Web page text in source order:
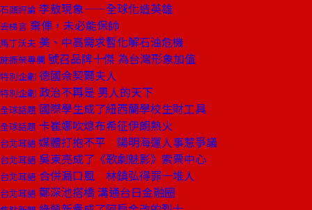
石頭評論 李敖現象——全球化造英雄
去梯言 棄俥，未必能保帥
馬丁沃夫 美、中高需求暫化解石油危機
施振榮專欄 號召品牌十傑 為台灣形象加值
特別企劃 德國佘契爾夫人
特別企劃 政治不再是 男人的天下
全球話題 國際學生成了紐西蘭學校生財工具
全球話題 卡崔娜吹熄布希征伊朗熱火
台北耳語 媒體打抱不平 陽明海運人事惹爭議
台北耳語 吳東亮成了《歌劇魅影》索票中心
台北耳語 合併漏口風 林鎮弘得罪一堆人
台北耳語 鄭深池搭橋 溝通台日金融圈